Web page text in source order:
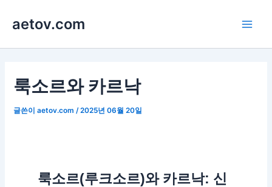
로
aetov.com
룩소르와 카르낙
글쓴이aetov.com /2025년 06월 20일
룩소르(루크소르)와 카르낙: 신